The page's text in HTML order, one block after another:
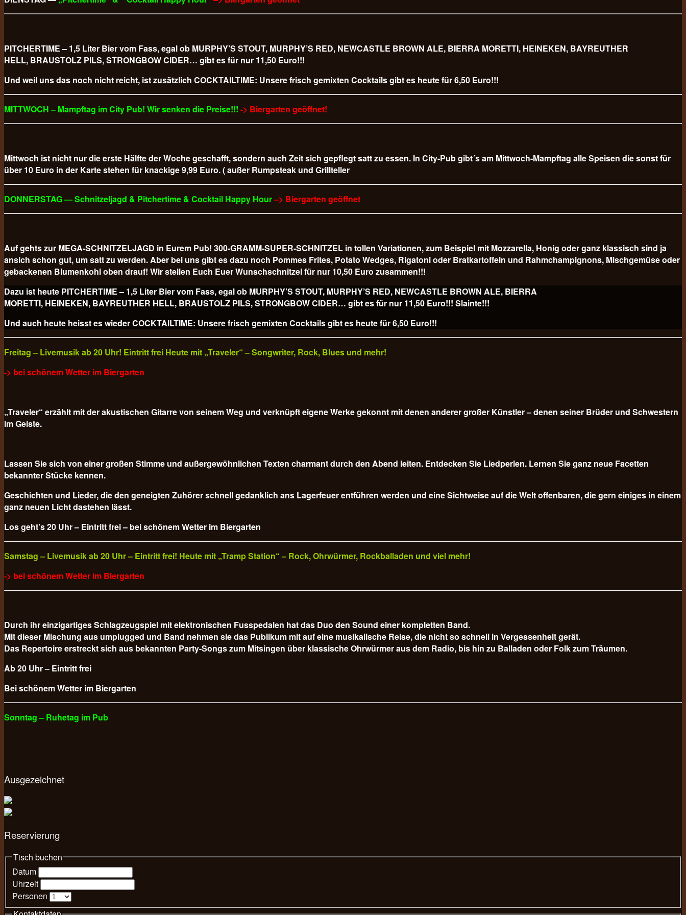
PITCHERTIME – 1,5 Liter Bier vom Fass, egal ob MURPHY’S STOUT, MURPHY’S RED, NEWCASTLE BROWN ALE, BIERRA MORETTI, HEINEKEN, BAYREUTHER
HELL, BRAUSTOLZ PILS, STRONGBOW CIDER… gibt es für nur 11,50 Euro!!!
Und weil uns das noch nicht reicht, ist zusätzlich COCKTAILTIME: Unsere frisch gemixten Cocktails gibt es heute für 6,50 Euro!!!
MITTWOCH – Mampftag im City Pub! Wir senken die Preise!!! -> Biergarten geöffnet!
Mittwoch ist nicht nur die erste Hälfte der Woche geschafft, sondern auch Zeit sich gepflegt satt zu essen. In City-Pub gibt´s am Mittwoch-Mampftag alle Speisen die sonst für
über 10 Euro in der Karte stehen für knackige 9,99 Euro. ( außer Rumpsteak und Grillteller
DONNERSTAG — Schnitzeljagd & Pitchertime & Cocktail Happy Hour–> Biergarten geöffnet
Auf gehts zur MEGA-SCHNITZELJAGD in Eurem Pub! 300-GRAMM-SUPER-SCHNITZEL in tollen Variationen, zum Beispiel mit Mozzarella, Honig oder ganz klassisch sind ja
ansich schon gut, um satt zu werden. Aber bei uns gibt es dazu noch Pommes Frites, Potato Wedges, Rigatoni oder Bratkartoffeln und Rahmchampignons, Mischgemüse oder
gebackenen Blumenkohl oben drauf! Wir stellen Euch Euer Wunschschnitzel für nur 10,50 Euro zusammen!!!
Dazu ist heute PITCHERTIME – 1,5 Liter Bier vom Fass, egal ob MURPHY’S STOUT, MURPHY’S RED, NEWCASTLE BROWN ALE, BIERRA
MORETTI, HEINEKEN, BAYREUTHER HELL, BRAUSTOLZ PILS, STRONGBOW CIDER… gibt es für nur 11,50 Euro!!! Slainte!!!
Und auch heute heisst es wieder COCKTAILTIME: Unsere frisch gemixten Cocktails gibt es heute für6,50 Euro!!!
Freitag – Livemusik ab 20 Uhr! Eintritt frei Heute mit „Traveler“ – Songwriter, Rock, Blues und mehr!
-> bei schönem Wetter im Biergarten
„Traveler“ erzählt mit der akustischen Gitarre von seinem Weg und verknüpft eigene Werke gekonnt mit denen anderer großer Künstler – denen seiner Brüder und Schwestern
im Geiste.
Lassen Sie sich von einer großen Stimme und außergewöhnlichen Texten charmant durch den Abend leiten. Entdecken Sie Liedperlen. Lernen Sie ganz neue Facetten
bekannter Stücke kennen.
Geschichten und Lieder, die den geneigten Zuhörer schnell gedanklich ans Lagerfeuer entführen werden und eine Sichtweise auf die Welt offenbaren, die gern einiges in einem
ganz neuen Licht dastehen lässt.
Los geht’s 20 Uhr – Eintritt frei – bei schönem Wetter im Biergarten
Samstag – Livemusik ab 20 Uhr – Eintritt frei! Heute mit „Tramp Station“ – Rock, Ohrwürmer, Rockballaden und viel mehr!
-> bei schönem Wetter im Biergarten
Durch ihr einzigartiges Schlagzeugspiel mit elektronischen Fusspedalen hat das Duo den Sound einer kompletten Band.
Mit dieser Mischung aus umplugged und Band nehmen sie das Publikum mit auf eine musikalische Reise, die nicht so schnell in Vergessenheit gerät.
Das Repertoire erstreckt sich aus bekannten Party-Songs zum Mitsingen über klassische Ohrwürmer aus dem Radio, bis hin zu Balladen oder Folk zum Träumen.
Ab 20 Uhr – Eintritt frei
Bei schönem Wetter im Biergarten
Sonntag – Ruhetag im Pub
Ausgezeichnet
Reservierung
Tisch buchen
Datum
Uhrzeit
Personen